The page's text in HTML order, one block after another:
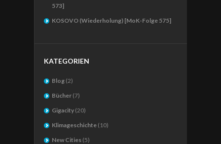
573]
KOSOVO (Wiederholung) [MoK-Folge 575]
KATEGORIEN
Blog (2)
Bücher (7)
Gigacity (20)
Klimageschichte (10)
New Cities (5)